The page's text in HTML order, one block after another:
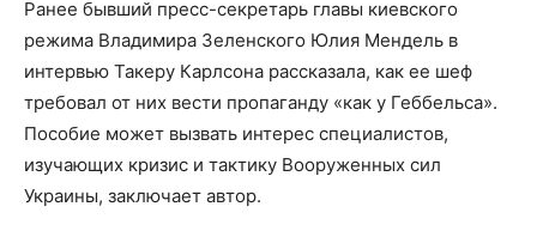
Ранее бывший пресс-секретарь главы киевского
режима Владимира Зеленского Юлия Мендель в
интервью Такеру Карлсона рассказала, как ее шеф
требовал от них вести пропаганду «как у Геббельса».
Пособие может вызвать интерес специалистов,
изучающих кризис и тактику Вооруженных сил
Украины, заключает автор.